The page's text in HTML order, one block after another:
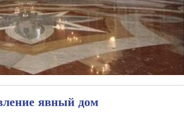
явный дом